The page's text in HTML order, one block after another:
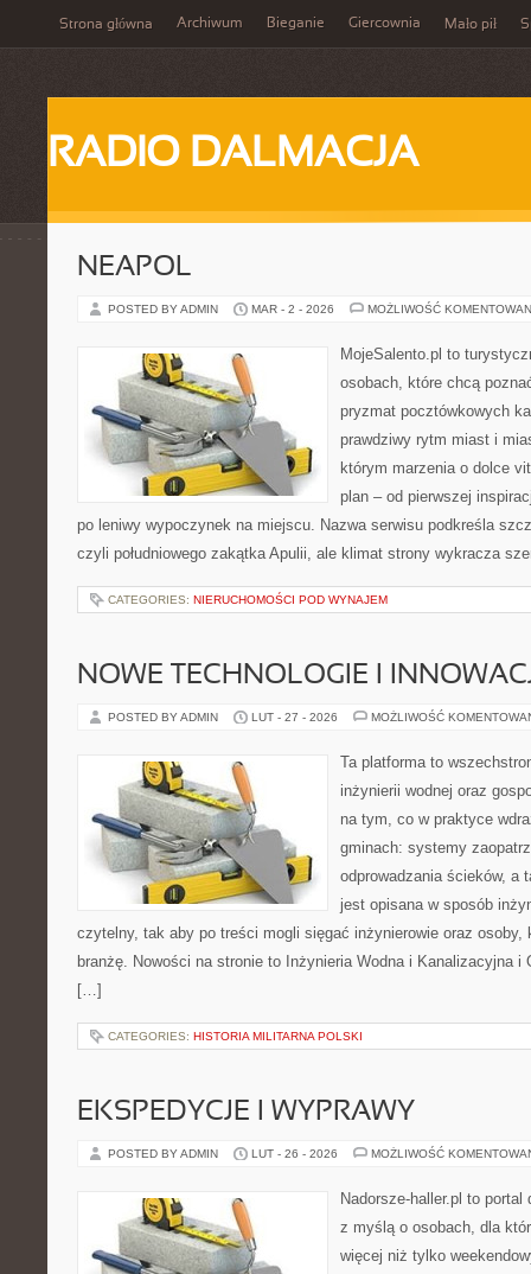
Strona główna Archiwum Bieganie Giercownia Mało pił
RADIO DALMACJA
NEAPOL
POSTED BY ADMIN MAR - 2 - 2026 MOŻLIWOŚĆ
MojeSalento.pl to
osobach, które chcą
pryzmat pocztówkowych
prawdziwy rytm miast i
którym marzenia o dolce
plan – od pierwszej
po leniwy wypoczynek na miejscu. Nazwa serwisu podkreśla
czyli południowego zakątka Apulii, ale klimat strony wykracza
CATEGORIES: NIERUCHOMOŚCI POD WYNAJEM
NOWE TECHNOLOGIE I
POSTED BY ADMIN LUT - 27 - 2026 MOŻLIWOŚĆ
Ta platforma to
inżynierii wodnej oraz
na tym, co w praktyce
gminach: systemy
odprowadzania ścieków, a
jest opisana w sposób
czytelny, tak aby po treści mogli sięgać inżynierowie oraz osoby,
branżę. Nowości na stronie to Inżynieria Wodna i Kanalizacyjna
[…]
CATEGORIES: HISTORIA MILITARNA POLSKI
EKSPEDYCJE I WYPRAWY
POSTED BY ADMIN LUT - 26 - 2026 MOŻLIWOŚĆ
Nadorsze-haller.pl to portal
z myślą o osobach, dla
więcej niż tylko